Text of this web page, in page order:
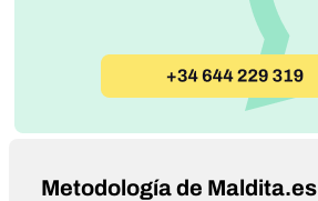
Metodología de Maldita.es